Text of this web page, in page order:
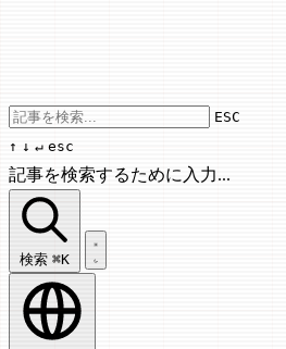
Use
ESC
↑ ↓ ↵ esc
記事を検索するために入力...
記事を検索...
検索 ⌘K